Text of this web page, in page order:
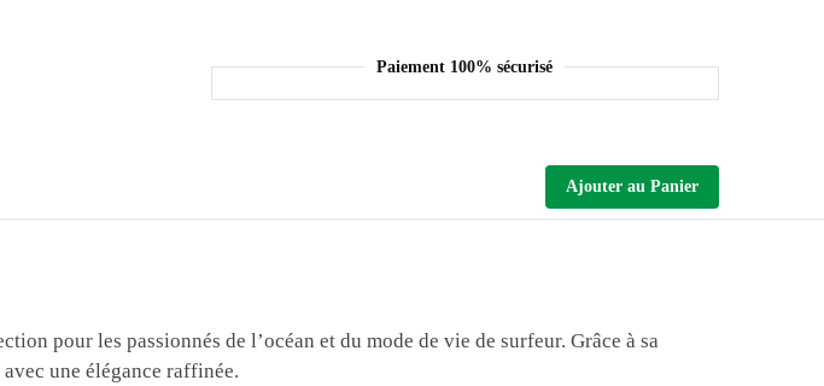
Paiement 100% sécurisé
Ajouter au Panier
pour les passionnés de l’océan et du mode de vie de surfeur. Grâce à sa
une élégance raffinée.